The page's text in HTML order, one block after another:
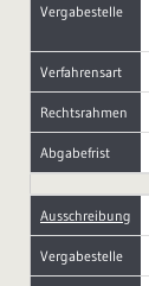
Vergabestelle
Verfahrensart
Rechtsrahmen
Abgabefrist
Ausschreibung
Vergabestelle